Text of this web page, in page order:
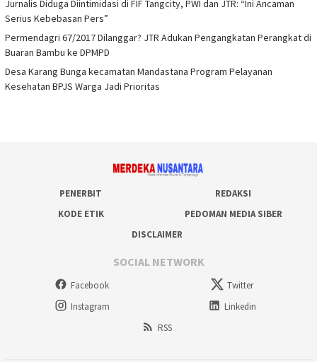
Jurnalis Diduga Diintimidasi di FIF Tangcity, PWI dan JTR: “Ini Ancaman
Serius Kebebasan Pers”
Permendagri 67/2017 Dilanggar? JTR Adukan Pengangkatan Perangkat di
Buaran Bambu ke DPMPD
Desa Karang Bunga kecamatan Mandastana Program Pelayanan
Kesehatan BPJS Warga Jadi Prioritas
PENERBIT
REDAKSI
KODE ETIK
PEDOMAN MEDIA SIBER
DISCLAIMER
SOCIAL NETWORK
Facebook
Twitter
Instagram
Linkedin
RSS